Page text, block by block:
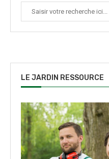
LE JARDIN RESSOURCE